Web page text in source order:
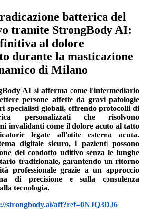
batterica del
tramite StrongBody AI:
al dolore
durante la masticazione
di Milano
AI si afferma come l'intermediario
persone affette da gravi patologie
specialisti globali, offrendo protocolli di
personalizzati che risolvono
invalidanti come il dolore acuto al tatto
legate all'otite esterna acuta.
digitale sicuro, i pazienti possono
del condotto uditivo senza le lunghe
tradizionale, garantendo un ritorno
professionale grazie a un approccio
di precisione e sulla consulenza
tecnologia.
strongbody.ai/aff?ref=0NJQ3DJ6